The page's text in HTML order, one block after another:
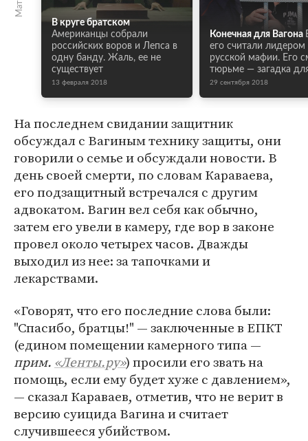
В круге братском
Американцы собрали
российских воров и Лепса в
одну банду. Жаль, ее не
существует
13 февраля 2018
Конечная для Вагона
его считали лидером
русской мафии. Его
тюрьме — загадка
29 сентября 2018
На последнем свидании защитник
обсуждал с Вагиным технику защиты, они
говорили о семье и обсуждали новости. В
день своей смерти, по словам Караваева,
его подзащитный встречался с другим
адвокатом. Вагин вел себя как обычно,
затем его увели в камеру, где вор в законе
провел около четырех часов. Дважды
выходил из нее: за тапочками и
лекарствами.
«Говорят, что его последние слова были:
"Спасибо, братцы!" — заключенные в ЕПКТ
(едином помещении камерного типа —
прим. «Ленты.ру») просили его звать на
помощь, если ему будет хуже с давлением»,
— сказал Караваев, отметив, что не верит в
версию суицида Вагина и считает
случившееся убийством.